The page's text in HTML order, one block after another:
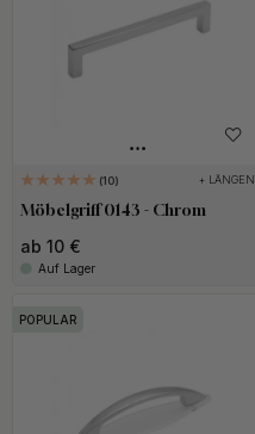
10 + LÄNGEN
Möbelgriff 0143 - Chrom
ab 10 €
Auf Lager
POPULAR